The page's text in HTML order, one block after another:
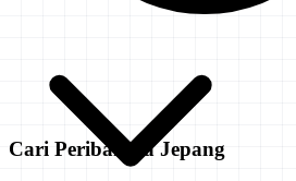
Cari Peribahasa Jepang